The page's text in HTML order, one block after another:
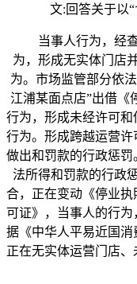
文:回答关于以
当事人行为，经查
为，形成无实体门店
为。市场监管部分依
江浦某面点店”出借《
行为，形成未经许可
行为。形成跨越运营许
做出和罚款的行政惩
法所得和罚款的行政
合，正在变动《停业
可证》，当事人的行
据《中华人平易近国
正在无实体运营门店